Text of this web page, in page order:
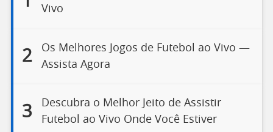
Vivo
2
Os Melhores Jogos de Futebol ao Vivo —
Assista Agora
3
Descubra o Melhor Jeito de Assistir
Futebol ao Vivo Onde Você Estiver